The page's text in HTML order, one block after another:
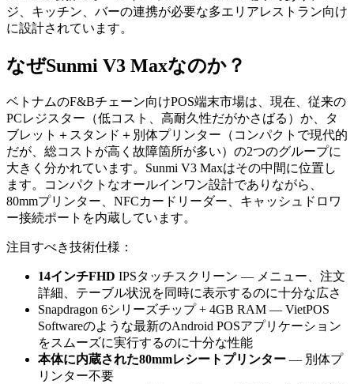
ジ、キッチン、バーの連携が必要な多エリアレストラン向け
に設計されています。
なぜSunmi V3 Maxなのか？
ベトナムのF&Bチェーン向けPOS端末市場は、現在、従来の
PCレジスター（低コスト、高耐久性だがかさばる）か、タ
ブレット＋スタンド＋別体プリンター（コンパクトで現代的
だが、総コストが高く故障箇所が多い）の2つのグループに
大きく分かれています。Sunmi V3 Maxはその中間に位置し
ます。コンパクトなオールインワン設計でありながら、
80mmプリンター、NFCカードリーダー、キャッシュドロワ
ー接続ポートを内蔵しています。
注目すべき技術仕様：
14インチFHD IPSタッチスクリーン — メニュー、注文
詳細、テーブル状況を同時に表示するのに十分な広さ
Snapdragon 6シリーズチップ + 4GB RAM — VietPOS
Softwareのような最新のAndroid POSアプリケーション
をスムーズに実行するのに十分な性能
本体に内蔵された80mmレシートプリンター — 別体プ
リンター不要